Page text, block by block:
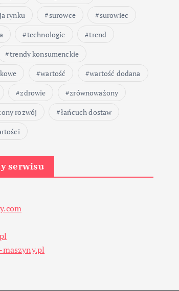
rynku
surowce
surowiec
technologie
trend
trendy konsumenckie
wartość
wartość dodana
zdrowie
zrównoważony
rozwój
łańcuch dostaw
serwisu